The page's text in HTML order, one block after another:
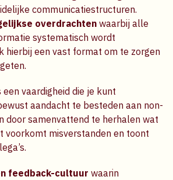
communicatiestructuren.
overdrachtenwaarbij alle
systematisch wordt
hierbij een vast format om te zorgen
een vaardigheid die je kunt
aandacht te besteden aan non-
door samenvattend te herhalen wat
voorkomt misverstanden en toont
feedback-cultuur waarin